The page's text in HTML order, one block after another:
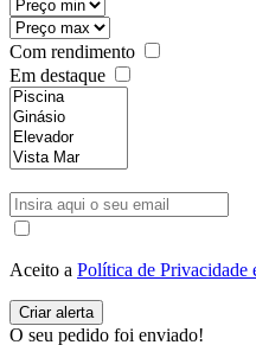
Com rendimento
Em destaque
Aceito a Política de Privacidade
O seu pedido foi enviado!